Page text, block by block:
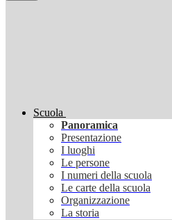
Scuola
Panoramica
Presentazione
I luoghi
Le persone
I numeri della scuola
Le carte della scuola
Organizzazione
La storia